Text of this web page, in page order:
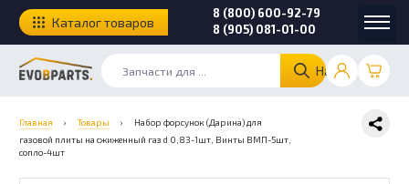
Найти
8 (800) 600-92-79
8 (905) 081-01-00
Каталог товаров
Главная › Товары ›
Набор форсунок (Дарина) для
газовой плиты на сжиженный газ d 0,83-1шт, Винты ВМП-5шт,
сопло-4шт